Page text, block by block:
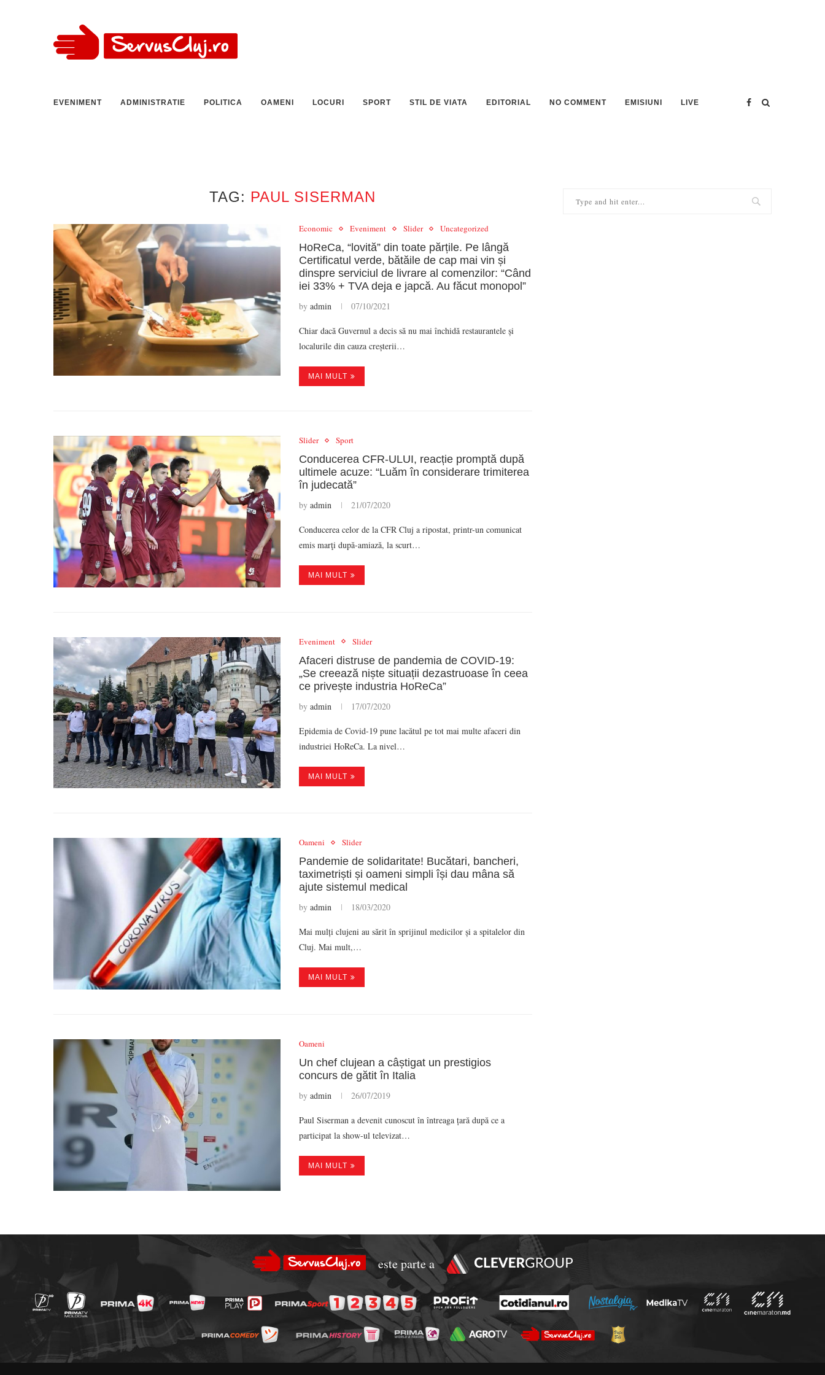
EVENIMENT ADMINISTRATIE POLITICA OAMENI LOCURI SPORT STIL DE VIATA EDITORIAL NO COMMENT EMISIUNI LIVE
TAG: PAUL SISERMAN
Economic Eveniment Slider Uncategorized
HoReCa, “lovită” din toate părțile. Pe lângă
Certificatul verde, bătăile de cap mai vin și
dinspre serviciul de livrare al comenzilor: “Când
iei 33% + TVA deja e japcă. Au făcut monopol”
by admin 07/10/2021
Chiar dacă Guvernul a decis să nu mai închidă restaurantele și
localurile din cauza creșterii…
MAI MULT
Slider Sport
Conducerea CFR-ULUI, reacție promptă după
ultimele acuze: “Luăm în considerare trimiterea
în judecată”
by admin 21/07/2020
Conducerea celor de la CFR Cluj a ripostat, printr-un comunicat
emis marţi după-amiază, la scurt…
MAI MULT
Eveniment Slider
Afaceri distruse de pandemia de COVID-19:
„Se creează niște situații dezastruoase în ceea
ce privește industria HoReCa”
by admin 17/07/2020
Epidemia de Covid-19 pune lacătul pe tot mai multe afaceri din
industriei HoReCa. La nivel…
MAI MULT
Oameni Slider
Pandemie de solidaritate! Bucătari, bancheri,
taximetriști și oameni simpli își dau mâna să
ajute sistemul medical
by admin 18/03/2020
Mai mulți clujeni au sărit în sprijinul medicilor și a spitalelor din
Cluj. Mai mult,…
MAI MULT
Oameni
Un chef clujean a câștigat un prestigios
concurs de gătit în Italia
by admin 26/07/2019
Paul Siserman a devenit cunoscut în întreaga țară după ce a
participat la show-ul televizat…
MAI MULT
este parte a